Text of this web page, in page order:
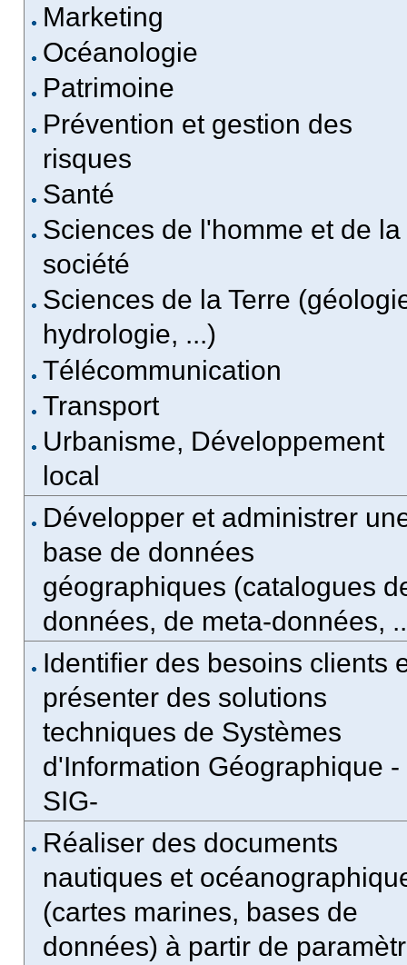
Marketing
Océanologie
Patrimoine
Prévention et gestion des
risques
Santé
Sciences de l'homme et de la
société
Sciences de la Terre
hydrologie, ...)
Télécommunication
Transport
Urbanisme, Développement
local
Développer et administrer
base de données
géographiques (catalogues
données, de meta-données,
Identifier des besoins clients
présenter des solutions
techniques de Systèmes
d'Information Géographique -
SIG-
Réaliser des documents
nautiques et
(cartes marines, bases de
données) à partir de